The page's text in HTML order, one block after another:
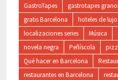
GastroTapes
gastrotapes
gratis Barcelona
hoteles de lujo
localizaciones series
Música
novela negra
Peñíscola
Qué hacer en Barcelona
restaurantes en Barcelona